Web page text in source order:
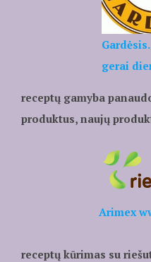
gerai
receptų gamyba
produktus, naujų
Arimex
receptų kūrimas su